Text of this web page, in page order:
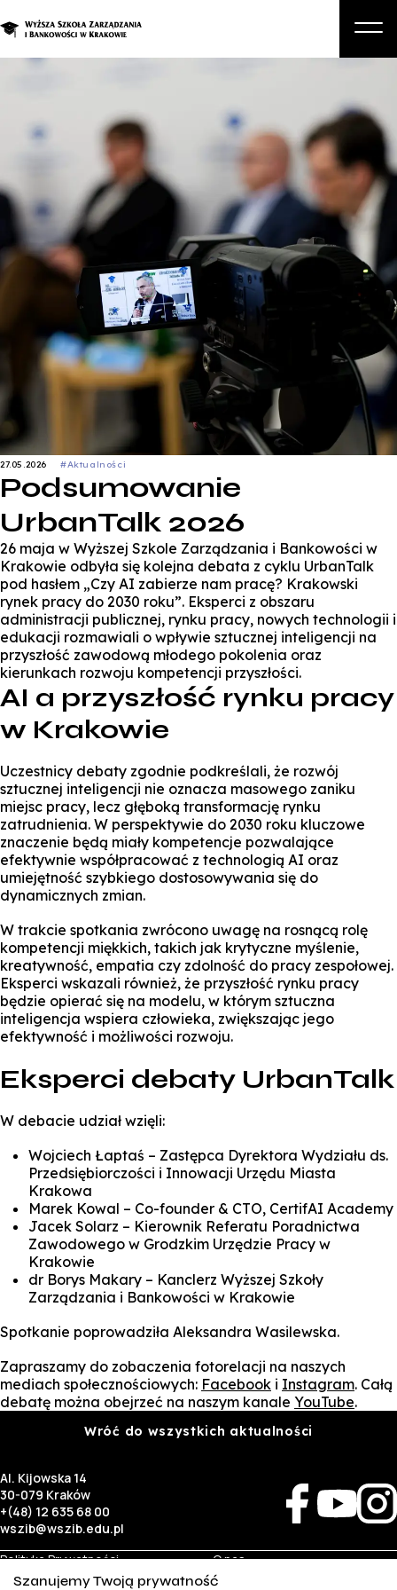
Studia
Studia podyplomowe i kursy
Kandydat
Student
Biznes
Zapisz się na studia
27.05.2026 #Aktualności
Podsumowanie
UrbanTalk 2026
26 maja w Wyższej Szkole Zarządzania i Bankowości w
Krakowie odbyła się kolejna debata z cyklu UrbanTalk
pod hasłem „Czy AI zabierze nam pracę? Krakowski
rynek pracy do 2030 roku”. Eksperci z obszaru
administracji publicznej, rynku pracy, nowych technologii i
edukacji rozmawiali o wpływie sztucznej inteligencji na
przyszłość zawodową młodego pokolenia oraz
kierunkach rozwoju kompetencji przyszłości.
AI a przyszłość rynku pracy
w Krakowie
Uczestnicy debaty zgodnie podkreślali, że rozwój
sztucznej inteligencji nie oznacza masowego zaniku
miejsc pracy, lecz głęboką transformację rynku
zatrudnienia. W perspektywie do 2030 roku kluczowe
znaczenie będą miały kompetencje pozwalające
efektywnie współpracować z technologią AI oraz
umiejętność szybkiego dostosowywania się do
dynamicznych zmian.
W trakcie spotkania zwrócono uwagę na rosnącą rolę
kompetencji miękkich, takich jak krytyczne myślenie,
kreatywność, empatia czy zdolność do pracy zespołowej.
Eksperci wskazali również, że przyszłość rynku pracy
będzie opierać się na modelu, w którym sztuczna
inteligencja wspiera człowieka, zwiększając jego
efektywność i możliwości rozwoju.
Eksperci debaty UrbanTalk
W debacie udział wzięli:
Wojciech Łaptaś – Zastępca Dyrektora Wydziału ds.
Przedsiębiorczości i Innowacji Urzędu Miasta
Krakowa
Marek Kowal – Co-founder & CTO, CertifAI Academy
Jacek Solarz – Kierownik Referatu Poradnictwa
Zawodowego w Grodzkim Urzędzie Pracy w
Krakowie
dr Borys Makary – Kanclerz Wyższej Szkoły
Zarządzania i Bankowości w Krakowie
Spotkanie poprowadziła Aleksandra Wasilewska.
Zapraszamy do zobaczenia fotorelacji na naszych
mediach społecznościowych: Facebook i Instagram. Całą
debatę można obejrzeć na naszym kanale YouTube.
Wróć do wszystkich aktualności
Al. Kijowska 14
30-079 Kraków
+(48) 12 635 68 00
wszib@wszib.edu.pl
Polityka Prywatności
RODO
O nas
Rekrutacja
Szanujemy Twoją prywatność